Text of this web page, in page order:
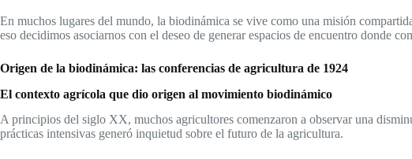
En muchos lugares del mundo, la biodinámica se vive como una misión
eso decidimos asociarnos con el deseo de generar espacios de encuentro donde
Origen de la biodinámica: las conferencias de agricultura de 1924
El contexto agrícola que dio origen al movimiento biodinámico
A principios del siglo XX, muchos agricultores comenzaron a observar una
prácticas intensivas generó inquietud sobre el futuro de la agricultura.